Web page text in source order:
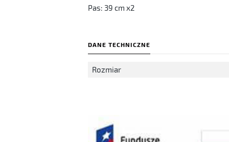
Pas: 39 cm x2
DANE TECHNICZNE
Rozmiar